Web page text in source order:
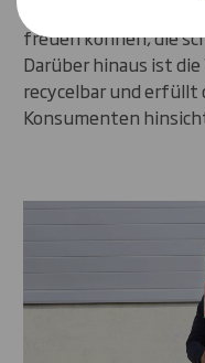
freuen können, die
Darüber hinaus ist
recycelbar und erfüllt
Konsumenten